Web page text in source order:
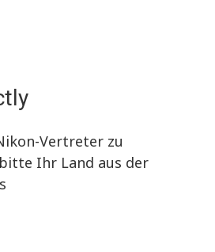
Vertreter zu
Ihr Land aus der